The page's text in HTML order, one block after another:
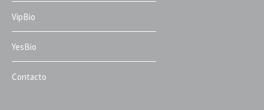
VipBio
YesBio
Contacto